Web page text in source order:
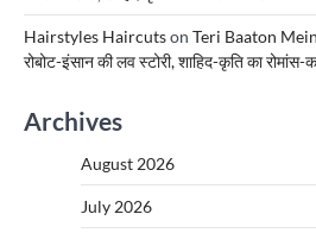
Hairstyles Haircutson Teri Baaton
रोबोट-इंसान की लव स्टोरी, शाहिद-कृति का रोमांस-
Archives
August 2026
July 2026